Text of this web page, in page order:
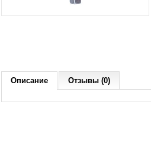
Описание Отзывы (0)